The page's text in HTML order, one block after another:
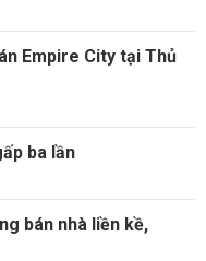
Empire City tại Thủ
ba lần
bán nhà liền kề,